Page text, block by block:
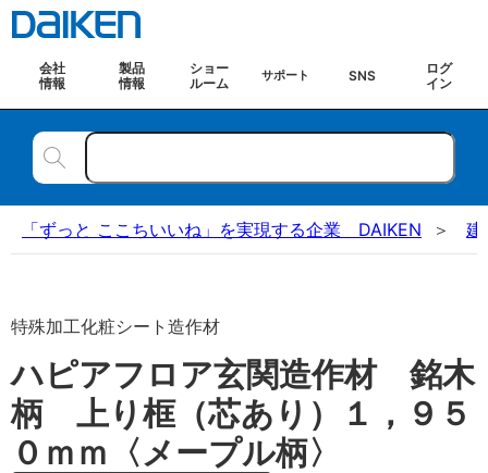
会社
情報
製品
情報
ショー
ルーム
サポート SNS
ログ
イン
「ずっと ここちいいね」を実現する企業 DAIKEN 建
特殊加工化粧シート造作材
ハピアフロア玄関造作材 銘木
柄 上り框（芯あり）１，９５
０ｍｍ〈メープル柄〉